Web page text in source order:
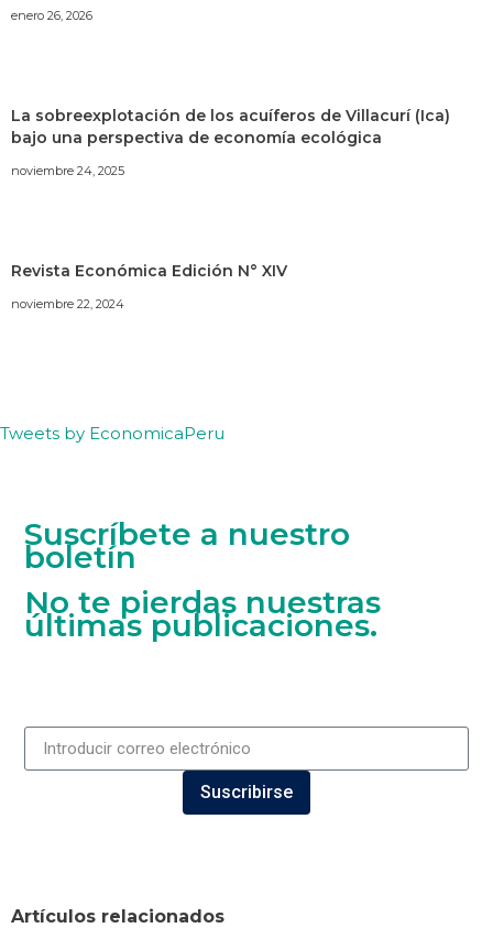
enero 26, 2026
La sobreexplotación de los acuíferos de Villacurí (Ica)
bajo una perspectiva de economía ecológica
noviembre 24, 2025
Revista Económica Edición N° XIV
noviembre 22, 2024
Tweets by EconomicaPeru
Suscríbete a nuestro
boletín
No te pierdas nuestras
últimas publicaciones.
Suscribirse
Artículos relacionados